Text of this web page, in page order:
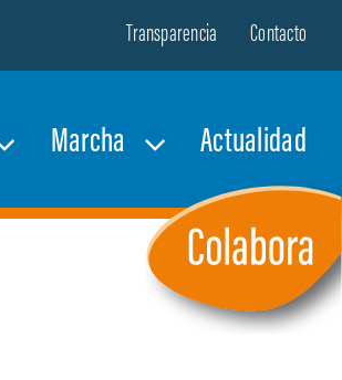
Transparencia Contacto
Marcha Actualidad